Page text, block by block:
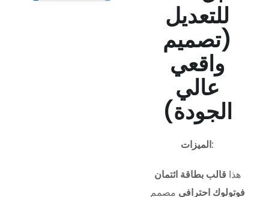
للتعديل
(تصميم
واقعي
عالي
الجودة)
الميزات:
هذا قالب بطاقة ائتمان
فوتولوك احترافي مصمم